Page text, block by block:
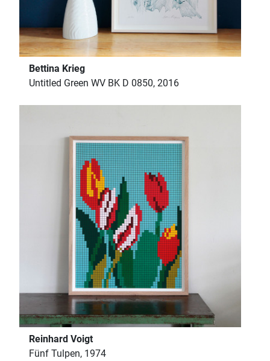
Bettina Krieg
Untitled Green WV BK D 0850, 2016
Reinhard Voigt
Fünf Tulpen, 1974